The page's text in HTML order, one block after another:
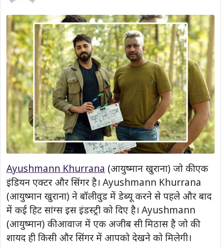
Ayushmann Khurrana (आयुष्मान खुराना) जो की एक
इंडियन एक्टर और सिंगर है। Ayushmann Khurrana
(आयुष्मान खुराना) ने बॉलीवुड में डेब्यू करने से पहले और बाद
में कई हिट सांग्स इस इंडस्ट्री को दिए है। Ayushmann
(आयुष्मान) की आवाज में एक अजीब सी मिठास है जो की
शायद ही किसी और सिंगर में आपको देखने को मिलेगी।